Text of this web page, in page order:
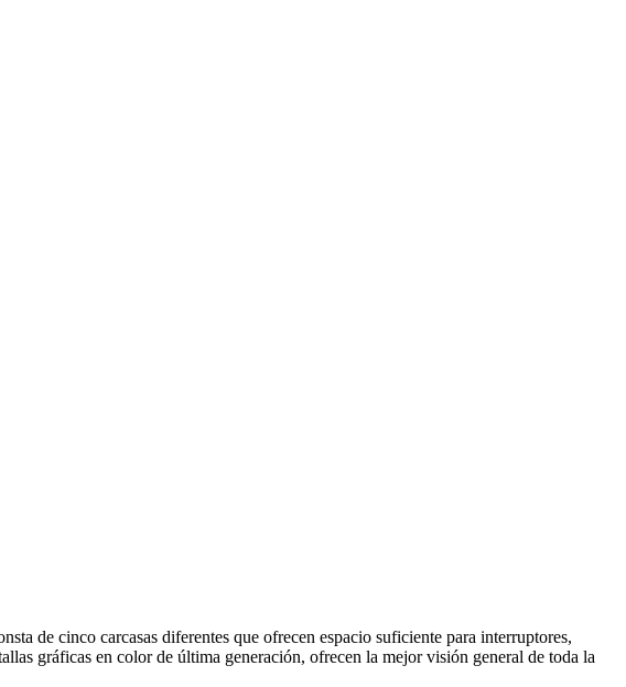
de cinco carcasas diferentes que ofrecen espacio suficiente para interruptores,
gráficas en color de última generación, ofrecen la mejor visión general de toda la